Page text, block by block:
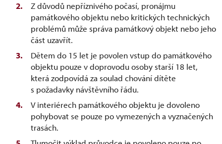
Z důvodů nepříznivého počasí, pronájmu
památkového objektu nebo kritických technických
problémů může správa památkový objekt nebo jeho
část uzavřít.
Dětem do 15 let je povolen vstup do památkového
objektu pouze v doprovodu osoby starší 18 let,
která zodpovídá za soulad chování dítěte
s požadavky návštěvního řádu.
V interiérech památkového objektu je dovoleno
pohybovat se pouze po vymezených a vyznačených
trasách.